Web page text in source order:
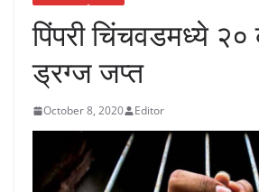
पिंपरी चिंचवडमध्ये २०
ड्रग्ज जप्त
October 8, 2020 Editor